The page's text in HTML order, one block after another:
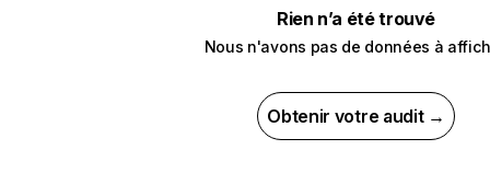
Rien n’a été trouvé
Nous n'avons pas de données à
Obtenir votre audit →